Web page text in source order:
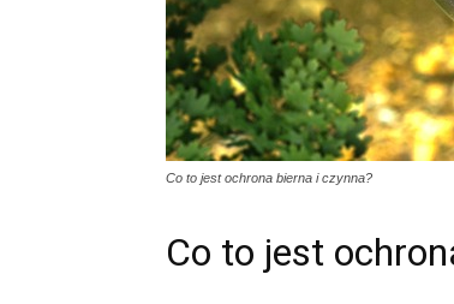
Co to jest ochrona bierna i czynna?
Co to jest